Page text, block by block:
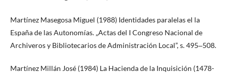
Martínez Masegosa Miguel (1988) Identidades paralelas el la
España de las Autonomías. „Actas del I Congreso Nacional de
Archiveros y Bibliotecarios de Administración Local”, s. 495‒508.
Martínez Millán José (1984) La Hacienda de la Inquisición (1478-